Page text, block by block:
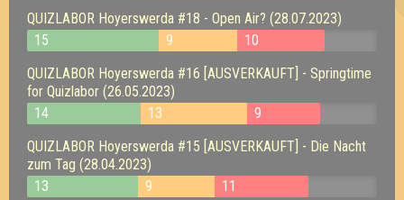
QUIZLABOR Hoyerswerda #18 - Open Air? (28.07.2023)
15
9
10
QUIZLABOR Hoyerswerda #16 [AUSVERKAUFT] - Springtime
for Quizlabor (26.05.2023)
14
13
9
QUIZLABOR Hoyerswerda #15 [AUSVERKAUFT] - Die Nacht
zum Tag (28.04.2023)
13
9
11